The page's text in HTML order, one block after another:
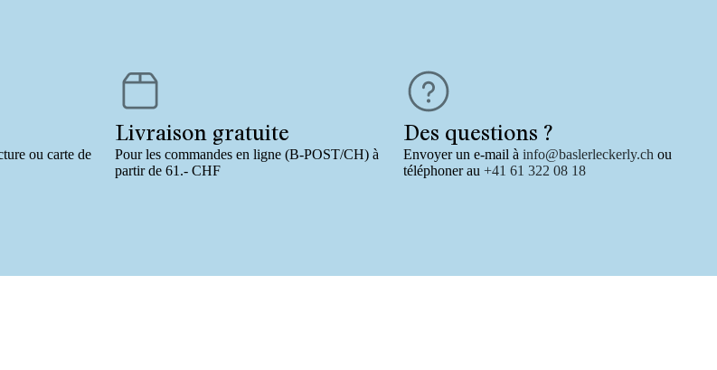
ou carte de
Livraison gratuite
Pour les commandes en ligne (B-POST/CH) à
partir de 61.- CHF
Des questions ?
Envoyer un e-mail à info@baslerleckerly.ch ou
téléphoner au +41 61 322 08 18